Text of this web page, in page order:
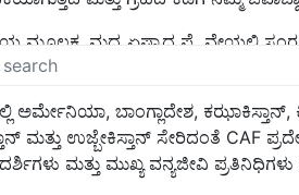
ಮಧ್ಯ ಏಷ್ಯಾದ ಫ್ಲೈವೇಯಲ್ಲಿ ಸಂರಕ್ಷಣೆ
ಇಡುತ್ತಿದ್ದೇವೆ.
ಮತ್ತು ಉಜ್ಬೇಕಿಸ್ತಾನ್ ಸೇರಿದಂತೆ CAF
ಮತ್ತು ಮುಖ್ಯ ವನ್ಯಜೀವಿ ಪ್ರತಿನಿಧಿಗಳು